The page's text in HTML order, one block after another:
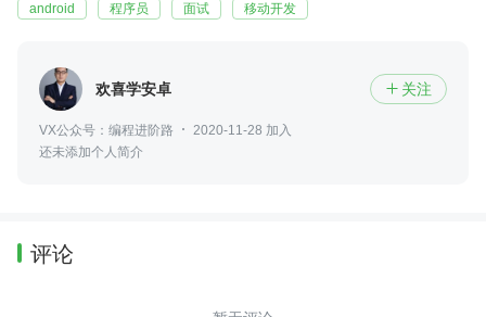
android 程序员 面试 移动开发
欢喜学安卓  关注
VX公众号：编程进阶路
2020-11-28 加入
还未添加个人简介
评论